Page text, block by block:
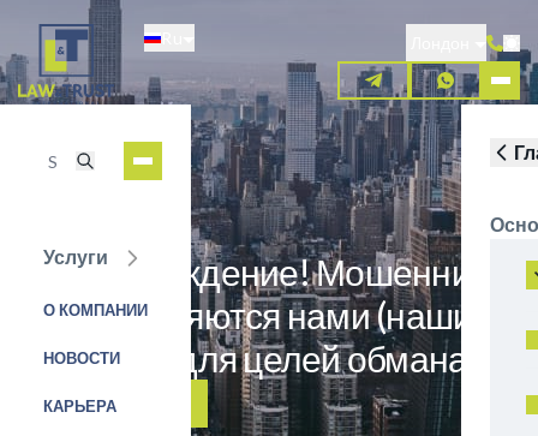
основному
содержанию
Услуги
О КОМПАНИИ
НОВОСТИ
КАРЬЕРА
Предупреждение! Мошенники
представляются нами (нашим
брендом) для целей обмана!
ЗАЯВКА НА УСЛУГУ